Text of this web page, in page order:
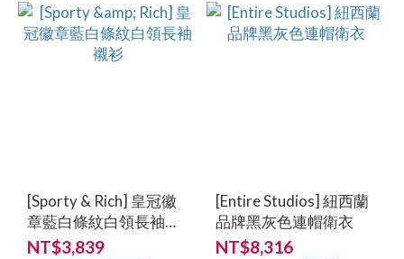
[Sporty & Rich] 皇冠徽
章藍白條紋白領長袖襯
衫
NT$3,839
[Entire Studios] 紐西蘭
品牌黑灰色連帽衛衣
NT$8,316